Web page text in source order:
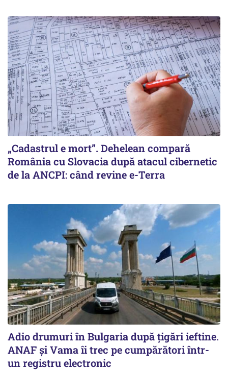
„Cadastrul e mort”. Dehelean compară
România cu Slovacia după atacul cibernetic
de la ANCPI: când revine e-Terra
Adio drumuri în Bulgaria după țigări ieftine.
ANAF și Vama îi trec pe cumpărători într-
un registru electronic